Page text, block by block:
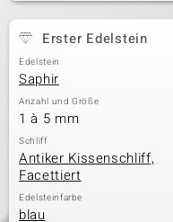
Erster Edelstein
Edelstein
Saphir
Anzahl und Größe
1 à 5 mm
Schliff
Antiker Kissenschliff,
Facettiert
Edelsteinfarbe
blau